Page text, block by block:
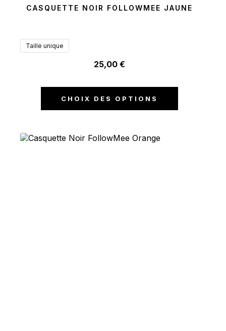
CASQUETTE NOIR FOLLOWMEE JAUNE
Taille unique
25,00€
CHOIX DES OPTIONS